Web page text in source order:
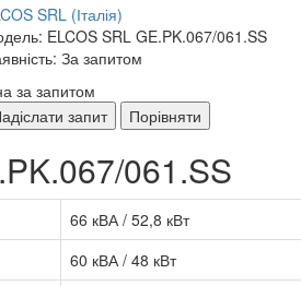
SRL (Італія)
ELCOS SRL GE.PK.067/061.SS
За запитом
за запитом
запит
Порівняти
061.SS
66 кВА / 52,8 кВт
60 кВА / 48 кВт